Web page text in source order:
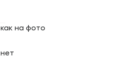
как на фото
нет